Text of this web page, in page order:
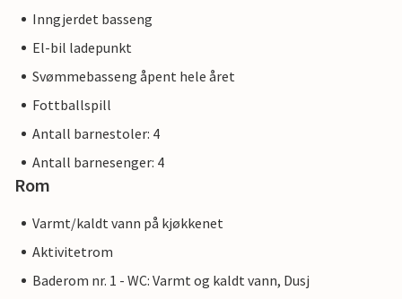
Inngjerdet basseng
El-bil ladepunkt
Svømmebasseng åpent hele året
Fottballspill
Antall barnestoler: 4
Antall barnesenger: 4
Rom
Varmt/kaldt vann på kjøkkenet
Aktivitetrom
Baderom nr. 1 - WC: Varmt og kaldt vann, Dusj